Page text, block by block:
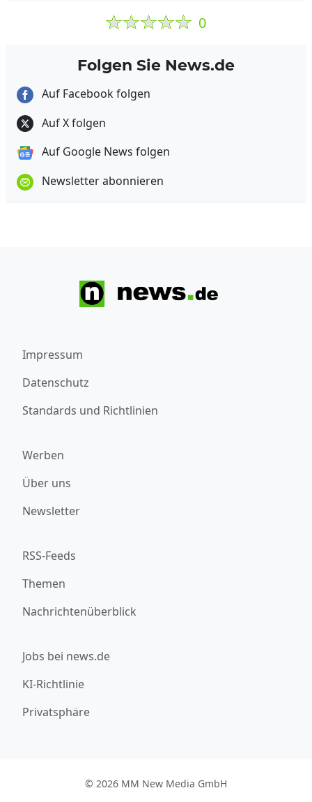
0
Folgen Sie News.de
Auf Facebook folgen
Auf X folgen
Auf Google News folgen
Newsletter abonnieren
Impressum
Datenschutz
Standards und Richtlinien
Werben
Über uns
Newsletter
RSS-Feeds
Themen
Nachrichtenüberblick
Jobs bei news.de
KI-Richtlinie
Privatsphäre
© 2026 MM New Media GmbH